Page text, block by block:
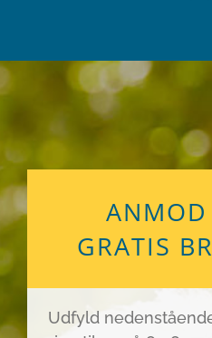
GRATIS
Udfyld